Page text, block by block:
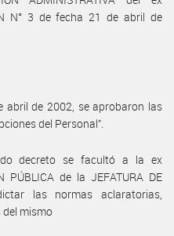
N° 3 de fecha 21 de abril de
abril de 2002, se aprobaron las
del Personal”.
decreto se facultó a la ex
PÚBLICA de la JEFATURA DE
las normas aclaratorias,
mismo